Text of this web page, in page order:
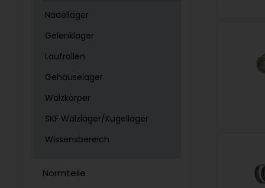
Nadellager
Gelenklager
Laufrollen
Gehäuselager
Wälzkörper
SKF Wälzlager/Kugellager
Wissensbereich
Normteile